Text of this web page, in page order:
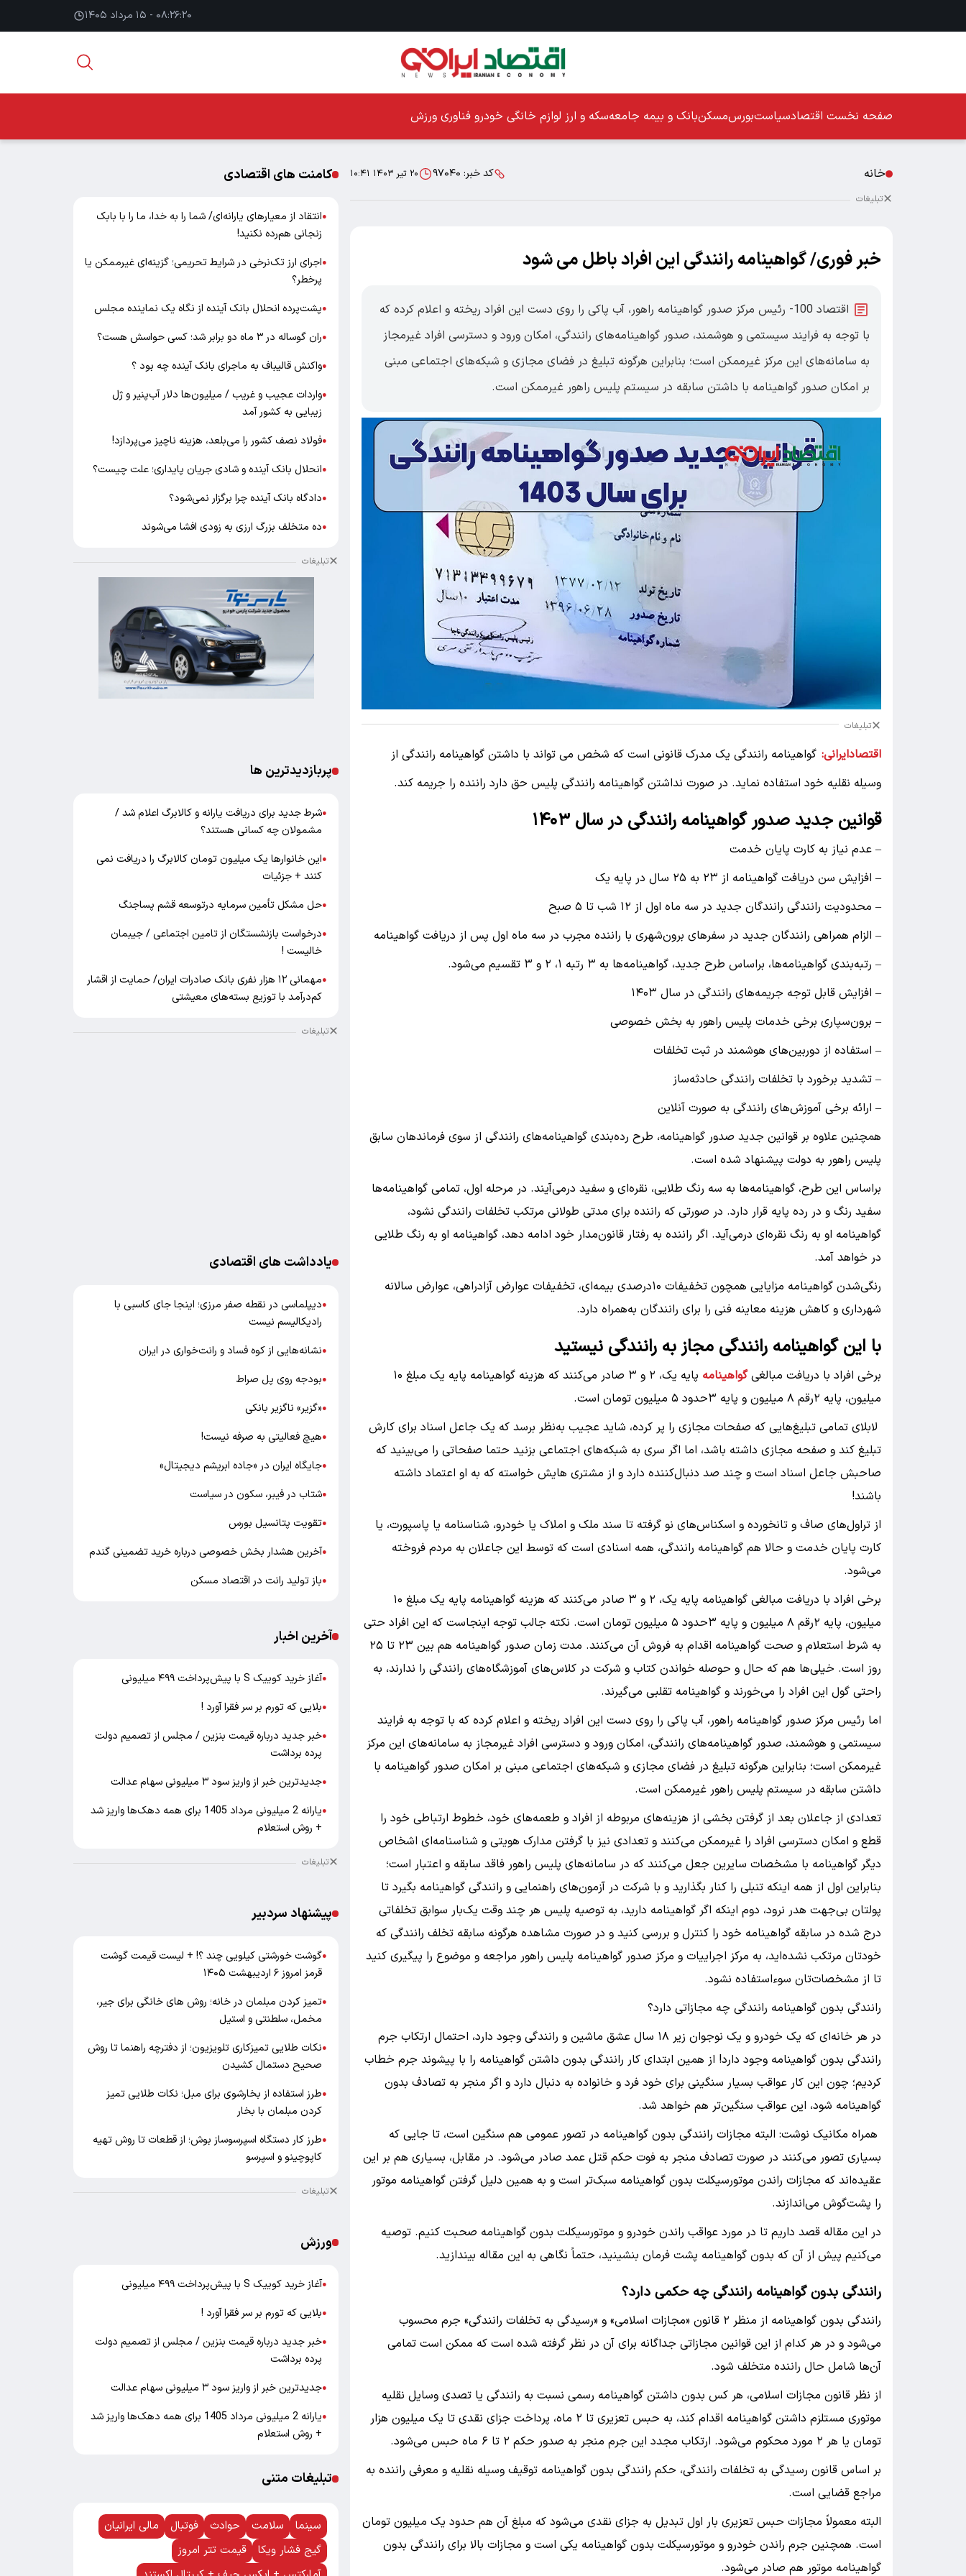
۰۸:۲۶:۲۱ - ۱۵ مرداد ۱۴۰۵
صفحه نخست اقتصادسیاستبورسمسکنبانک و بیمه جامعهسکه و ارز لوازم خانگی خودرو فناوری ورزش
خانه کد خبر: ۹۷۰۴۰ ۲۰ تیر ۱۴۰۳ ۱۰:۴۱
تبلیغات
خبر فوری/ گواهینامه رانندگی این افراد باطل می شود
اقتصاد 100- رئیس مرکز صدور گواهینامه راهور، آب پاکی را روی دست این افراد ریخته و اعلام کرده که
با توجه به فرایند سیستمی و هوشمند، صدور گواهینامه‌های رانندگی، امکان ورود و دسترسی افراد غیرمجاز
به سامانه‌های این مرکز غیرممکن است؛ بنابراین هرگونه تبلیغ در فضای مجازی و شبکه‌های اجتماعی مبنی
بر امکان صدور گواهینامه با داشتن سابقه در سیستم پلیس راهور غیرممکن است.
تبلیغات
اقتصادایرانی: گواهینامه رانندگی یک مدرک قانونی است که شخص می تواند با داشتن گواهینامه رانندگی از
وسیله نقلیه خود استفاده نماید. در صورت نداشتن گواهینامه رانندگی پلیس حق دارد راننده را جریمه کند.
قوانین جدید صدور گواهینامه رانندگی در سال ۱۴۰۳
– عدم نیاز به کارت پایان خدمت
– افزایش سن دریافت گواهینامه از ۲۳ به ۲۵ سال در پایه یک
– محدودیت رانندگی رانندگان جدید در سه ماه اول از ۱۲ شب تا ۵ صبح
– الزام همراهی رانندگان جدید در سفرهای برون‌شهری با راننده مجرب در سه ماه اول پس از دریافت گواهینامه
– رتبه‌بندی گواهینامه‌ها، براساس طرح جدید، گواهینامه‌ها به ۳ رتبه ۱، ۲ و ۳ تقسیم می‌شود.
– افزایش قابل‌ توجه جریمه‌های رانندگی در سال ۱۴۰۳
– برون‌سپاری برخی خدمات پلیس راهور به بخش خصوصی
– استفاده از دوربین‌های هوشمند در ثبت تخلفات
– تشدید برخورد با تخلفات رانندگی حادثه‌ساز
– ارائه برخی آموزش‌های رانندگی به‌ صورت آنلاین
همچنین علاوه بر قوانین جدید صدور گواهینامه، طرح رده‌بندی گواهینامه‌های رانندگی از سوی فرماندهان سابق
پلیس راهور به دولت پیشنهاد شده است.
براساس این طرح، گواهینامه‌ها به سه رنگ طلایی، نقره‌ای و سفید درمی‌آیند. در مرحله اول، تمامی گواهینامه‌ها
سفید رنگ و در رده پایه قرار دارد. در صورتی‌ که راننده برای مدتی طولانی مرتکب تخلفات رانندگی نشود،
گواهینامه او به رنگ نقره‌ای درمی‌آید. اگر راننده به رفتار قانون‌مدار خود ادامه دهد، گواهینامه او به رنگ طلایی
در خواهد آمد.
رنگی‌شدن گواهینامه مزایایی همچون تخفیفات ۱۰درصدی بیمه‌ای، تخفیفات عوارض آزادراهی، عوارض سالانه
شهرداری و کاهش هزینه معاینه فنی را برای رانندگان به‌همراه دارد.
با این گواهینامه‌ رانندگی مجاز به رانندگی نیستید
برخی افراد با دریافت مبالغیگواهینامه
پایه یک، ۲ و ۳ صادر می‌کنند که هزینه گواهینامه پایه یک مبلغ ۱۰
میلیون، پایه ۲رقم ۸ میلیون و پایه ۳حدود ۵ میلیون تومان است.
لابلای تمامی تبلیغ‌هایی که صفحات مجازی را پر کرده، شاید عجیب به‌نظر برسد که یک جاعل اسناد برای کارش
تبلیغ کند و صفحه مجازی داشته باشد، اما اگر سری به شبکه‌های اجتماعی بزنید حتما صفحاتی را می‌بینید که
صاحبش جاعل اسناد است و چند صد دنبال‌کننده دارد و از مشتری هایش خواسته که به او اعتماد داشته
باشند!
از تراول‌های صاف و تانخورده و اسکناس‌های نو گرفته تا سند ملک و املاک یا خودرو، شناسنامه یا پاسپورت، یا
کارت پایان خدمت و حالا هم گواهینامه رانندگی، همه اسنادی است که توسط این جاعلان به مردم فروخته
می‌شود.
برخی افراد با دریافت مبالغی گواهینامه پایه یک، ۲ و ۳ صادر می‌کنند که هزینه گواهینامه پایه یک مبلغ ۱۰
میلیون، پایه ۲رقم ۸ میلیون و پایه ۳حدود ۵ میلیون تومان است. نکته جالب توجه اینجاست که این افراد حتی
به شرط استعلام و صحت گواهینامه اقدام به فروش آن می‌کنند. مدت زمان صدور گواهینامه هم بین ۲۳ تا ۲۵
روز است. خیلی‌ها هم که حال و حوصله خواندن کتاب و شرکت در کلاس‌های آموزشگاه‌های رانندگی را ندارند، به
راحتی گول این افراد را می‌خورند و گواهینامه تقلبی می‌گیرند.
اما رئیس مرکز صدور گواهینامه راهور، آب پاکی را روی دست این افراد ریخته و اعلام کرده که با توجه به فرایند
سیستمی و هوشمند، صدور گواهینامه‌های رانندگی، امکان ورود و دسترسی افراد غیرمجاز به سامانه‌های این مرکز
غیرممکن است؛ بنابراین هرگونه تبلیغ در فضای مجازی و شبکه‌های اجتماعی مبنی بر امکان صدور گواهینامه با
داشتن سابقه در سیستم پلیس راهور غیرممکن است.
تعدادی از جاعلان بعد از گرفتن بخشی از هزینه‌های مربوطه از افراد و طعمه‌های خود، خطوط ارتباطی خود را
قطع و امکان دسترسی افراد را غیرممکن می‌کنند و تعدادی نیز با گرفتن مدارک هویتی و شناسنامه‌ای اشخاص
دیگر گواهینامه با مشخصات سایرین جعل می‌کنند که در سامانه‌های پلیس راهور فاقد سابقه و اعتبار است؛
بنابراین اول از همه اینکه تنبلی را کنار بگذارید و با شرکت در آزمون‌های راهنمایی و رانندگی گواهینامه بگیرد تا
پولتان بی‌جهت هدر نرود، دوم اینکه اگر گواهینامه دارید، به توصیه پلیس هر چند وقت یک‌بار سوابق تخلفاتی
درج شده در سابقه گواهینامه خود را کنترل و بررسی کنید و در صورت مشاهده هرگونه سابقه تخلف رانندگی که
خودتان مرتکب نشده‌اید، به مرکز اجراییات و مرکز صدور گواهینامه پلیس راهور مراجعه و موضوع را پیگیری کنید
تا از مشخصات‌تان سوءاستفاده نشود.
رانندگی بدون گواهینامه رانندگی چه مجازاتی دارد؟
در هر خانه‌ای که یک خودرو و یک نوجوان زیر ۱۸ سال عشق ماشین و رانندگی وجود دارد، احتمال ارتکاب جرم
رانندگی بدون گواهینامه وجود دارد! از همین ابتدای کار رانندگی بدون داشتن گواهینامه را با پیشوند جرم خطاب
کردیم؛ چون این کار عواقب بسیار سنگینی برای خود فرد و خانواده به دنبال دارد و اگر منجر به تصادف بدون
گواهینامه شود، این عواقب سنگین‌تر هم خواهد شد.
همراه مکانیک نوشت: البته مجازات رانندگی بدون گواهینامه در تصور عمومی هم سنگین است، تا جایی که
بسیاری تصور می‌کنند در صورت تصادف منجر به فوت حکم قتل عمد صادر می‌شود. در مقابل، بسیاری هم بر این
عقیده‌اند که مجازات راندن موتورسیکلت بدون گواهینامه سبک‌تر است و به همین دلیل گرفتن گواهینامه موتور
را پشت‌گوش می‌اندازند.
در این مقاله قصد داریم تا در مورد عواقب راندن خودرو و موتورسیکلت بدون گواهینامه صحبت کنیم. توصیه
می‌کنیم پیش از آن که بدون گواهینامه پشت فرمان بنشینید، حتماً نگاهی به این مقاله بیندازید.
رانندگی بدون گواهینامه رانندگی چه حکمی دارد؟
رانندگی بدون گواهینامه از منظر ۲ قانون «مجازات اسلامی» و «رسیدگی به تخلفات رانندگی» جرم محسوب
می‌شود و در هر کدام از این قوانین مجازاتی جداگانه برای آن در نظر گرفته شده است که ممکن است تمامی
آن‌ها شامل حال راننده متخلف شود.
از نظر قانون مجازات اسلامی، هر کس بدون داشتن گواهینامه رسمی نسبت به رانندگی یا تصدی وسایل نقلیه
موتوری مستلزم داشتن گواهینامه اقدام کند، به حبس تعزیری تا ۲ ماه، پرداخت جزای نقدی تا یک میلیون هزار
تومان یا هر ۲ مورد محکوم می‌شود. ارتکاب مجدد این جرم منجر به صدور حکم ۲ تا ۶ ماه حبس می‌شود.
بر اساس قانون رسیدگی به تخلفات رانندگی، حکم رانندگی بدون گواهینامه توقیف وسیله نقلیه و معرفی راننده به
مراجع قضایی است.
البته معمولاً مجازات حبس تعزیری بار اول تبدیل به جزای نقدی می‌شود که مبلغ آن هم حدود یک میلیون تومان
است. همچنین جرم راندن خودرو و موتورسیکلت بدون گواهینامه یکی است و مجازات بالا برای رانندگی بدون
گواهینامه موتور هم صادر می‌شود.
کامنت های اقتصادی
●انتقاد از معیارهای یارانه‌ای/ شما را به خدا، ما را با بابک
زنجانی هم‌رده نکنید!
●اجرای ارز تک‌نرخی در شرایط تحریمی؛ گزینه‌ای غیرممکن یا
پرخطر؟
●پشت‌پرده انحلال بانک آینده از نگاه یک نماینده مجلس
●ران گوساله در ۳ ماه دو برابر شد؛ کسی حواسش هست؟
●واکنش قالیباف به ماجرای بانک آینده چه بود ؟
●واردات عجیب و غریب / میلیون‌ها دلار آب‌پنیر و ژل
زیبایی به کشور آمد
●فولاد نصف کشور را می‌بلعد، هزینه ناچیز می‌پردازد!
●انحلال بانک آینده و شادی جریان پایداری؛ علت چیست؟
●دادگاه بانک آینده چرا برگزار نمی‌شود؟
●ده متخلف بزرگ ارزی به زودی افشا می‌شوند
تبلیغات
پربازدیدترین ها
●شرط جدید برای دریافت یارانه و کالابرگ اعلام شد /
مشمولان چه کسانی هستند؟
●این خانوارها یک میلیون تومان کالابرگ را دریافت نمی‌
کنند + جزئیات
●حل مشکل تأمین سرمایه درتوسعه قشم پساجنگ
●درخواست بازنشستگان از تامین اجتماعی / جیبمان
خالیست !
●
مهمانی ۱۲ هزار نفری بانک صادرات ایران/ حمایت از اقشار
کم‌درآمد با توزیع بسته‌های معیشتی
تبلیغات
یادداشت های اقتصادی
●دیپلماسی در نقطه صفر مرزی؛ اینجا جای کاسبی با
رادیکالیسم نیست
●نشانه‌هایی از کوه فساد و رانت‌خواری در ایران
●بودجه روی پل صراط
●«گزیر» ناگزیر بانکی
●هیچ فعالیتی به صرفه نیست!
●جایگاه ایران در «جاده ابریشم دیجیتال»
●شتاب در فیبر، سکون در سیاست
●تقویت پتانسیل بورس
●آخرین هشدار بخش خصوصی درباره خرید تضمینی گندم
●باز تولید رانت در اقتصاد مسکن
آخرین اخبار
●آغاز خرید کوییک S با پیش‌پرداخت ۴۹۹ میلیونی
●بلایی که تورم بر سر فقرا آورد !
●خبر جدید درباره قیمت بنزین / مجلس از تصمیم دولت
پرده برداشت
●جدیدترین خبر از واریز سود ۳ میلیونی سهام عدالت
●
یارانه 2 میلیونی مرداد 1405 برای همه دهک‌ها واریز شد
+ روش استعلام
تبلیغات
پیشنهاد سردبیر
●گوشت خورشتی کیلویی چند ؟! + لیست قیمت گوشت
قرمز امروز ۶ اردیبهشت ۱۴۰۵
●تمیز کردن مبلمان در خانه؛ روش های خانگی برای جیر،
مخمل، سلطنتی و استیل
●نکات طلایی تمیزکاری تلویزیون؛ از دفترچه راهنما تا روش
صحیح دستمال کشیدن
●طرز استفاده از بخارشوی برای مبل؛ نکات طلایی تمیز
کردن مبلمان با بخار
●طرز کار دستگاه اسپرسوساز بوش؛ از قطعات تا روش تهیه
کاپوچینو و اسپرسو
تبلیغات
ورزش
●آغاز خرید کوییک S با پیش‌پرداخت ۴۹۹ میلیونی
●بلایی که تورم بر سر فقرا آورد !
●خبر جدید درباره قیمت بنزین / مجلس از تصمیم دولت
پرده برداشت
●جدیدترین خبر از واریز سود ۳ میلیونی سهام عدالت
●
یارانه 2 میلیونی مرداد 1405 برای همه دهک‌ها واریز شد
+ روش استعلام
تبلیغات متنی
سینما سلامت حوادث فوتبال
مالی ایرانیان
گیج فشار ویکا
قیمت تتر امروز